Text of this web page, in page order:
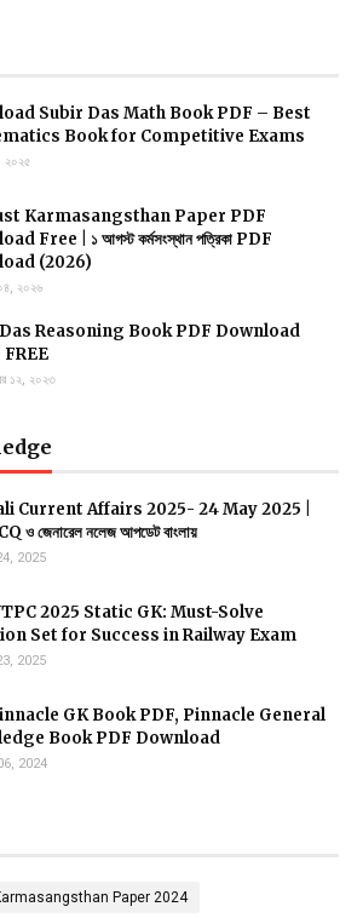
Subir Das Math Book PDF – Best
Book for Competitive Exams
Karmasangsthan Paper PDF
Free | ১ আগস্ট কর্মসংস্থান পত্রিকা PDF
(2026)
২০২৬
Reasoning Book PDF Download
FREE
১২, ২০২৩
Current Affairs 2025- 24 May 2025 |
ও জেনারেল নলেজ আপডেট বাংলায়
2025
2025 Static GK: Must-Solve
Set for Success in Railway Exam
2025
GK Book PDF, Pinnacle General
Book PDF Download
2024
Paper 2024